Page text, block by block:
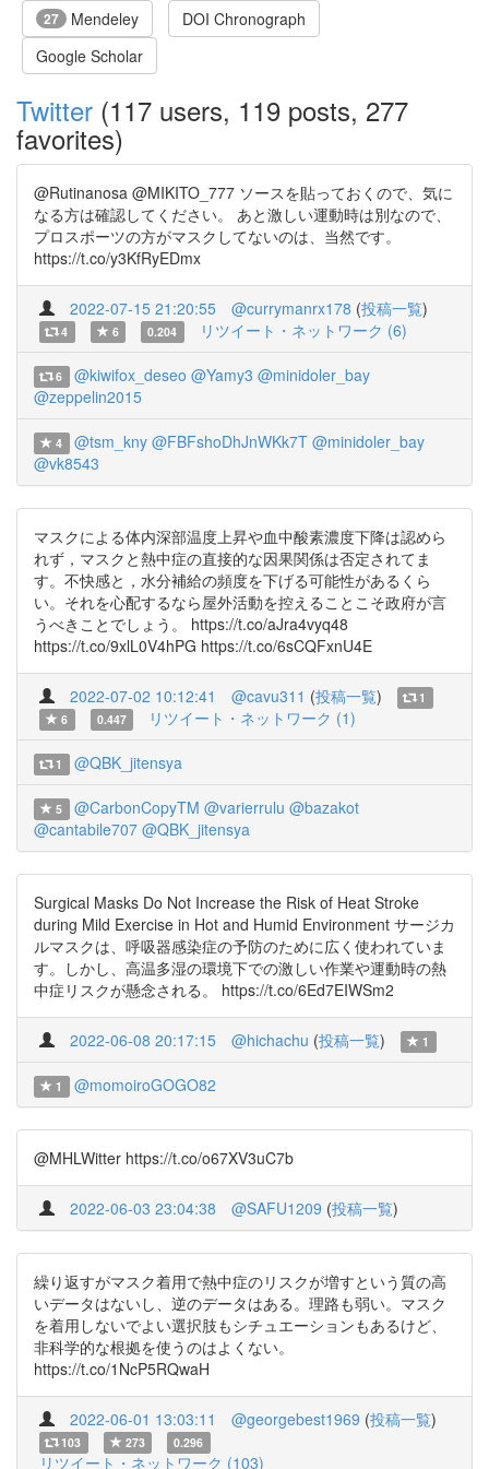
27 Mendeley
DOI Chronograph
Google Scholar
Twitter (117 users, 119 posts, 277
favorites)
@Rutinanosa @MIKITO_777 ソースを貼っておくので、気に
なる方は確認してください。 あと激しい運動時は別なので、
プロスポーツの方がマスクしてないのは、当然です。
https://t.co/y3KfRyEDmx
2022-07-15 21:20:55 @currymanrx178 (投稿一覧)
4 6 0.204 リツイート・ネットワーク (6)
6 @kiwifox_deseo @Yamy3 @minidoler_bay
@zeppelin2015
4 @tsm_kny @FBFshoDhJnWKk7T @minidoler_bay
@vk8543
マスクによる体内深部温度上昇や血中酸素濃度下降は認めら
れず，マスクと熱中症の直接的な因果関係は否定されてま
す。不快感と，水分補給の頻度を下げる可能性があるくら
い。それを心配するなら屋外活動を控えることこそ政府が言
うべきことでしょう。 https://t.co/aJra4vyq48
https://t.co/9xlL0V4hPG https://t.co/6sCQFxnU4E
2022-07-02 10:12:41 @cavu311 (投稿一覧)
1
6
0.447 リツイート・ネットワーク (1)
1 @QBK_jitensya
5 @CarbonCopyTM @varierrulu @bazakot
@cantabile707 @QBK_jitensya
Surgical Masks Do Not Increase the Risk of Heat Stroke
during Mild Exercise in Hot and Humid Environment サージカ
ルマスクは、呼吸器感染症の予防のために広く使われていま
す。しかし、高温多湿の環境下での激しい作業や運動時の熱
中症リスクが懸念される。 https://t.co/6Ed7EIWSm2
2022-06-08 20:17:15 @hichachu (投稿一覧) 1
1 @momoiroGOGO82
@MHLWitter https://t.co/o67XV3uC7b
2022-06-03 23:04:38 @SAFU1209 (投稿一覧)
繰り返すがマスク着用で熱中症のリスクが増すという質の高
いデータはないし、逆のデータはある。理路も弱い。マスク
を着用しないでよい選択肢もシチュエーションもあるけど、
非科学的な根拠を使うのはよくない。
https://t.co/1NcP5RQwaH
2022-06-01 13:03:11 @georgebest1969 (投稿一覧)
103 273 0.296
リツイート・ネットワーク (103)